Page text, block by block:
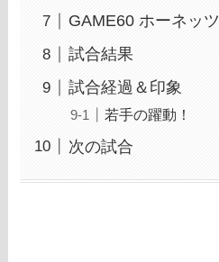
GAME60 ホーネッツ
試合結果
試合経過＆印象
若手の躍動！
次の試合